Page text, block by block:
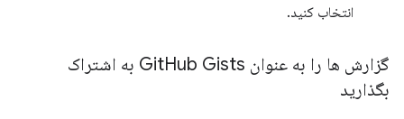
انتخاب کنید.
گزارش ها را به عنوان Git
Hub Gists به اشتراک
بگذارید